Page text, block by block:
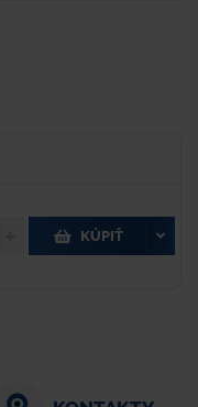
KÚPIŤ